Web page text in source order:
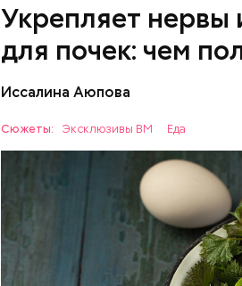
Укрепляет нервы
для почек: чем
Иссалина Аюпова
Сюжеты: Эксклюзивы ВМ Еда
Опасность же щавеля
количество щавелевой